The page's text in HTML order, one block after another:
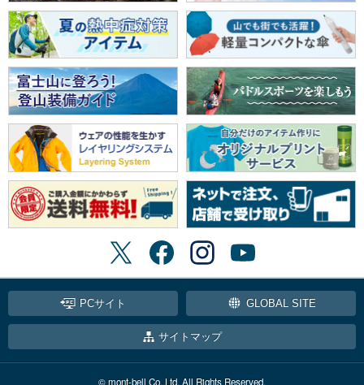
PCサイト GLOBAL SITE
サイトマップ
© mont-bell Co.,Ltd. All Rights Reserved.